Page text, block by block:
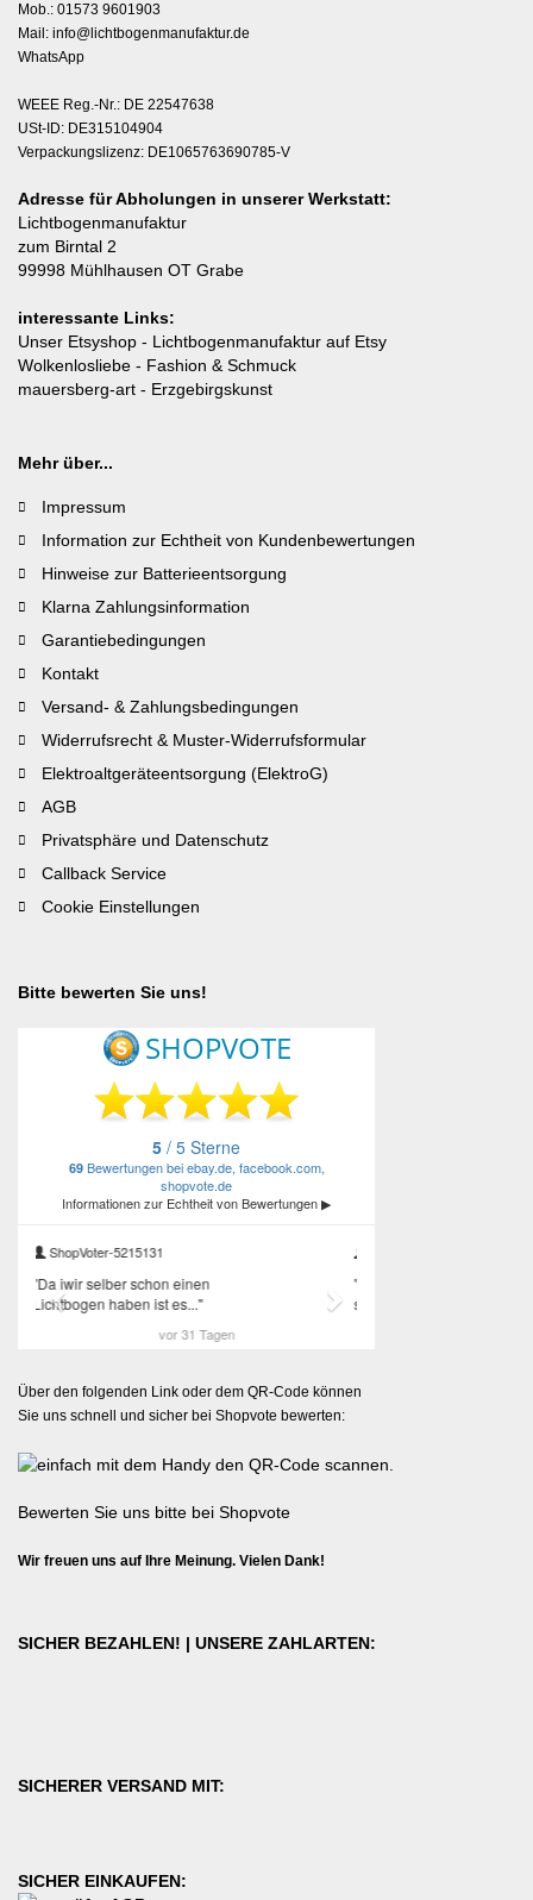
Mob.: 01573 9601903
Mail: info@lichtbogenmanufaktur.de
WhatsApp
WEEE Reg.-Nr.: DE 22547638
USt-ID: DE315104904
Verpackungslizenz: DE1065763690785-V
Adresse für Abholungen in unserer Werkstatt:
Lichtbogenmanufaktur
zum Birntal 2
99998 Mühlhausen OT Grabe
interessante Links:
Unser Etsyshop - Lichtbogenmanufaktur auf Etsy
Wolkenlosliebe - Fashion & Schmuck
mauersberg-art - Erzgebirgskunst
Mehr über...
Impressum
Information zur Echtheit von Kundenbewertungen
Hinweise zur Batterieentsorgung
Klarna Zahlungsinformation
Garantiebedingungen
Kontakt
Versand- & Zahlungsbedingungen
Widerrufsrecht & Muster-Widerrufsformular
Elektroaltgeräteentsorgung (ElektroG)
AGB
Privatsphäre und Datenschutz
Callback Service
Cookie Einstellungen
Bitte bewerten Sie uns!
Über den folgenden Link oder dem QR-Code können
Sie uns schnell und sicher bei Shopvote bewerten:
Bewerten Sie uns bitte bei Shopvote
Wir freuen uns auf Ihre Meinung. Vielen Dank!
SICHER BEZAHLEN! | UNSERE ZAHLARTEN:
SICHERER VERSAND MIT:
SICHER EINKAUFEN: